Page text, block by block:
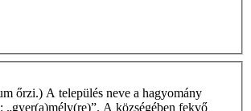
őrzi.) A település neve a hagyomány
„gyer(a)mély(re)”. A községében fekvő